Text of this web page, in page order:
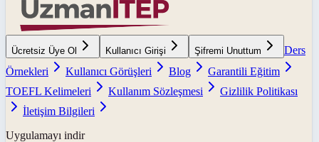
Ücretsiz Üye Ol Kullanıcı Girişi Şifremi Unuttum
Ders
Örnekleri
Kullanıcı Görüşleri Blog
Garantili Eğitim
TOEFL Kelimeleri
Kullanım Sözleşmesi
Gizlilik Politikası
İletişim Bilgileri
Uygulamayı indir